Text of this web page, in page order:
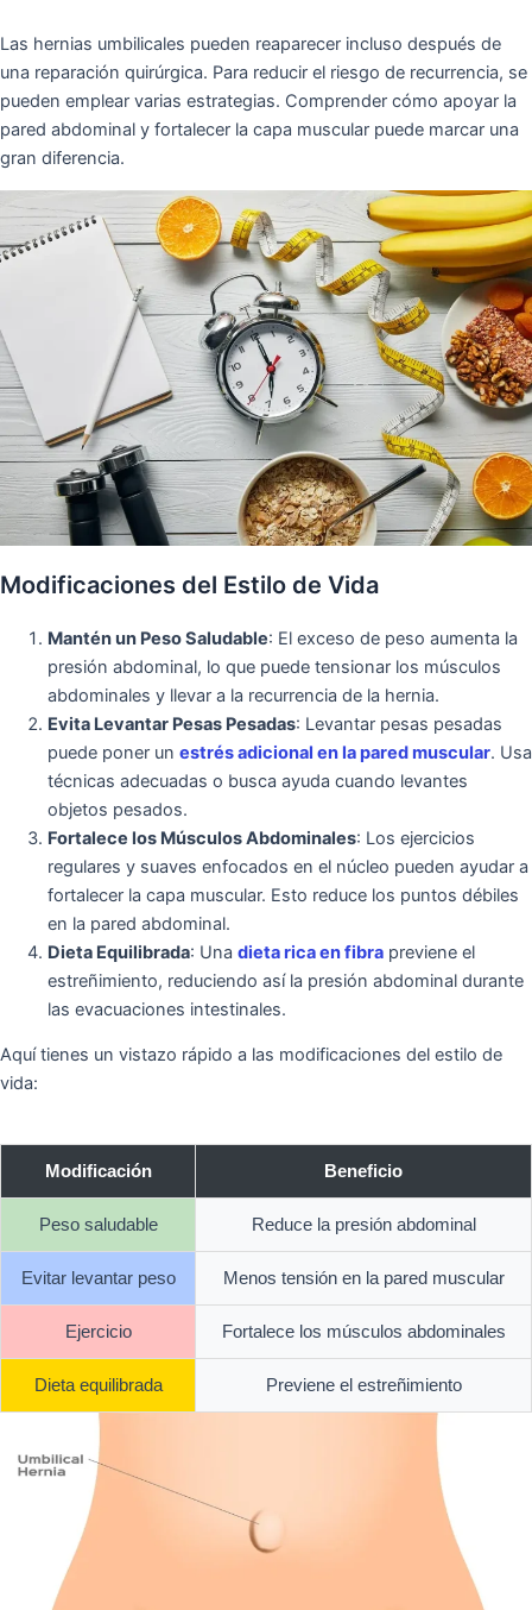
Las hernias umbilicales pueden reaparecer incluso después de
una reparación quirúrgica. Para reducir el riesgo de recurrencia, se
pueden emplear varias estrategias. Comprender cómo apoyar la
pared abdominal y fortalecer la capa muscular puede marcar una
gran diferencia.
Modificaciones del Estilo de Vida
Mantén un Peso Saludable: El exceso de peso aumenta la
presión abdominal, lo que puede tensionar los músculos
abdominales y llevar a la recurrencia de la hernia.
Evita Levantar Pesas Pesadas: Levantar pesas pesadas
puede poner un estrés adicional en la pared muscular. Usa
técnicas adecuadas o busca ayuda cuando levantes
objetos pesados.
Fortalece los Músculos Abdominales: Los ejercicios
regulares y suaves enfocados en el núcleo pueden ayudar a
fortalecer la capa muscular. Esto reduce los puntos débiles
en la pared abdominal.
Dieta Equilibrada: Una dieta rica en fibra previene el
estreñimiento, reduciendo así la presión abdominal durante
las evacuaciones intestinales.
Aquí tienes un vistazo rápido a las modificaciones del estilo de
vida:
Modificación Beneficio
Peso saludable Reduce la presión abdominal
Evitar levantar peso Menos tensión en la pared muscular
Ejercicio Fortalece los músculos abdominales
Dieta equilibrada Previene el estreñimiento